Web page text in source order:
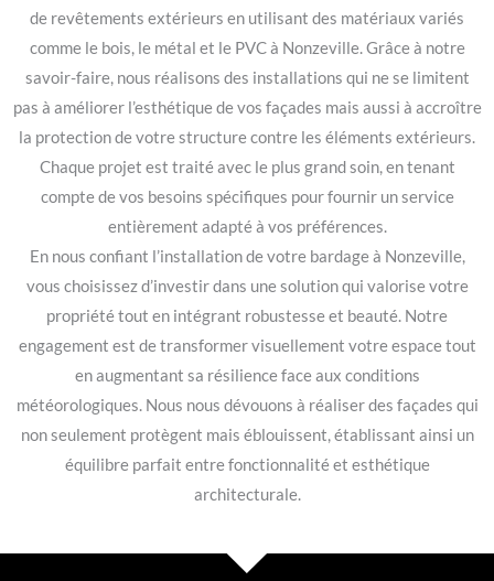
de revêtements extérieurs en utilisant des matériaux variés
comme le bois, le métal et le PVC à Nonzeville. Grâce à notre
savoir-faire, nous réalisons des installations qui ne se limitent
pas à améliorer l’esthétique de vos façades mais aussi à accroître
la protection de votre structure contre les éléments extérieurs.
Chaque projet est traité avec le plus grand soin, en tenant
compte de vos besoins spécifiques pour fournir un service
entièrement adapté à vos préférences.
En nous confiant l’installation de votre bardage à Nonzeville,
vous choisissez d’investir dans une solution qui valorise votre
propriété tout en intégrant robustesse et beauté. Notre
engagement est de transformer visuellement votre espace tout
en augmentant sa résilience face aux conditions
météorologiques. Nous nous dévouons à réaliser des façades qui
non seulement protègent mais éblouissent, établissant ainsi un
équilibre parfait entre fonctionnalité et esthétique
architecturale.